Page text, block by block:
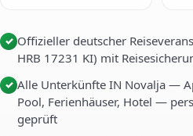
✓ Offizieller deutscher
HRB 17231 KI) mit
✓ Alle Unterkünfte IN Novalja —
Pool, Ferienhäuser, Hotel —
geprüft